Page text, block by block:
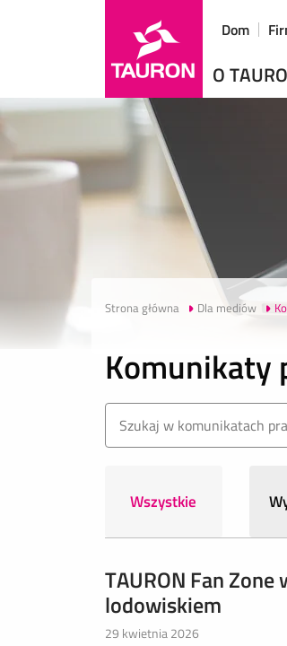
Dom
O
Strona główna Dla mediów
Komunikaty
Wszystkie
TAURON Fan
lodowiskiem
29 kwietnia 2026